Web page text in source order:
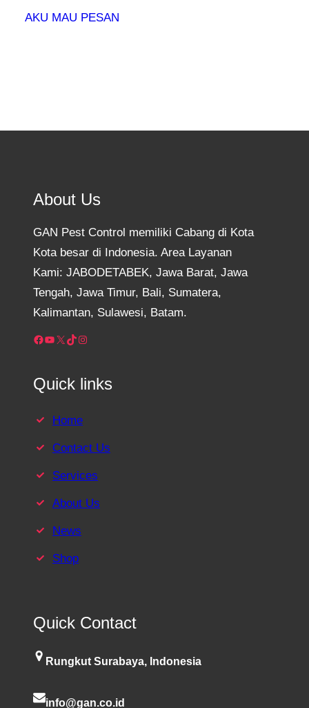
AKU MAU PESAN
About Us
GAN Pest Control memiliki Cabang di Kota
Kota besar di Indonesia. Area Layanan
Kami: JABODETABEK, Jawa Barat, Jawa
Tengah, Jawa Timur, Bali, Sumatera,
Kalimantan, Sulawesi, Batam.
Facebook YouTube X TikTok Instagram
Quick links
Home
Contact Us
Services
About Us
News
Shop
Quick Contact
Rungkut Surabaya, Indonesia
info@gan.co.id